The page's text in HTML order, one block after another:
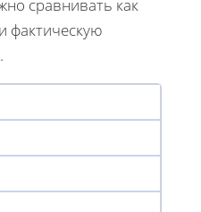
сравнивать как
фактическую